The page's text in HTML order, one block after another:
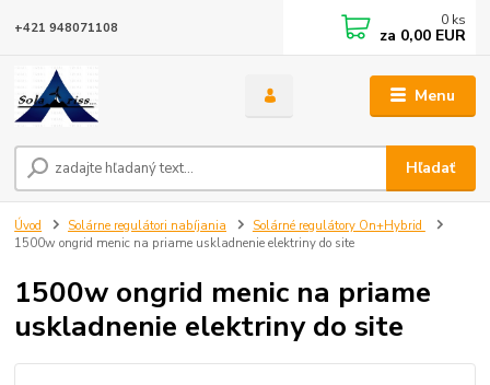
Menu
Hľadať
+421 948071108 0 ks
za 0,00 EUR
Úvod Solárne regulátori nabíjania
Solárné regulátory On+Hybrid
1500w ongrid menic na priame uskladnenie elektriny do site
1500w ongrid menic na priame
uskladnenie elektriny do site